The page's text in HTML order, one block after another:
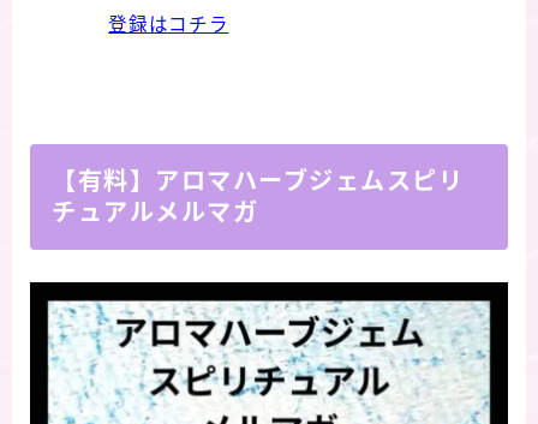
登録はコチラ
【有料】アロマハーブジェムスピリ
チュアルメルマガ